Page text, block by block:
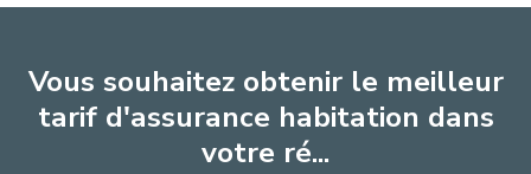
Vous souhaitez obtenir le meilleur
tarif d'assurance habitation dans
votre ré...